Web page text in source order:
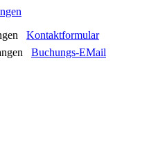
Kontaktformular
Buchungs-EMail